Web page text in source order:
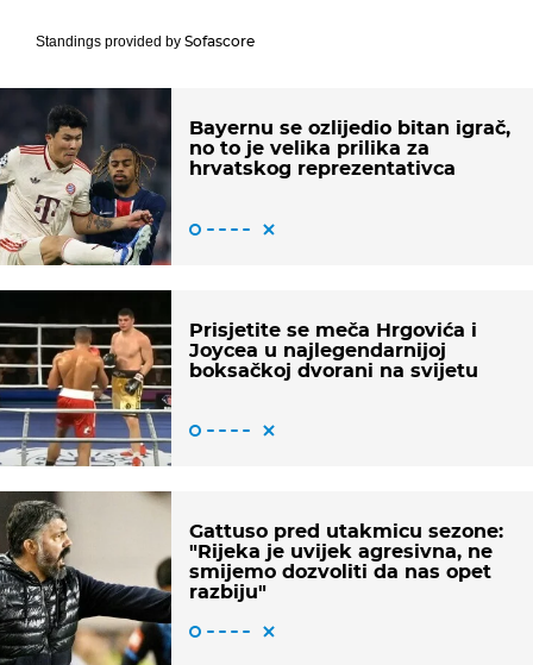
Standings provided by Sofascore
Bayernu se ozlijedio bitan igrač,
no to je velika prilika za
hrvatskog reprezentativca
Prisjetite se meča Hrgovića i
Joycea u najlegendarnijoj
boksačkoj dvorani na svijetu
Gattuso pred utakmicu sezone:
"Rijeka je uvijek agresivna, ne
smijemo dozvoliti da nas opet
razbiju"